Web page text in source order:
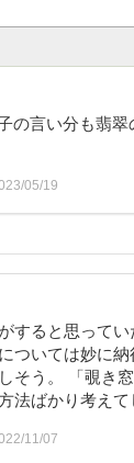
い分も翡翠
05/19
すると思って
ついては妙に
そう。 「覗き
法ばかり考えて
11/07